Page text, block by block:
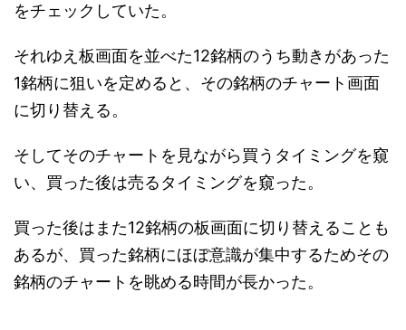
をチェックしていた。
それゆえ板画面を並べた12銘柄のうち動きがあった
1銘柄に狙いを定めると、その銘柄のチャート画面
に切り替える。
そしてそのチャートを見ながら買うタイミングを窺
い、買った後は売るタイミングを窺った。
買った後はまた12銘柄の板画面に切り替えることも
あるが、買った銘柄にほぼ意識が集中するためその
銘柄のチャートを眺める時間が長かった。